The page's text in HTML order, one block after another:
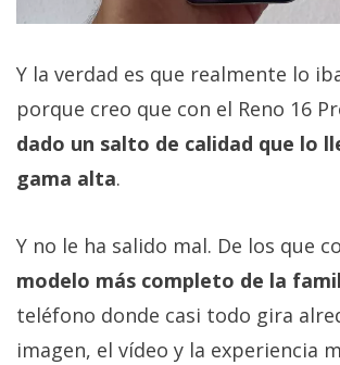
Y la verdad es que realmente lo
porque creo que con el Reno 16
dado un salto de calidad que lo
gama alta.
Y no le ha salido mal. De los que
modelo más completo de la
teléfono donde casi todo gira
imagen, el vídeo y la experiencia